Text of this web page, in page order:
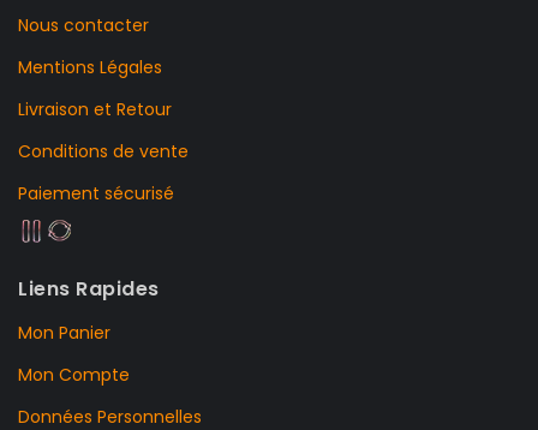
Nous contacter
Mentions Légales
Livraison et Retour
Conditions de vente
Paiement sécurisé
Liens Rapides
Mon Panier
Mon Compte
Données Personnelles